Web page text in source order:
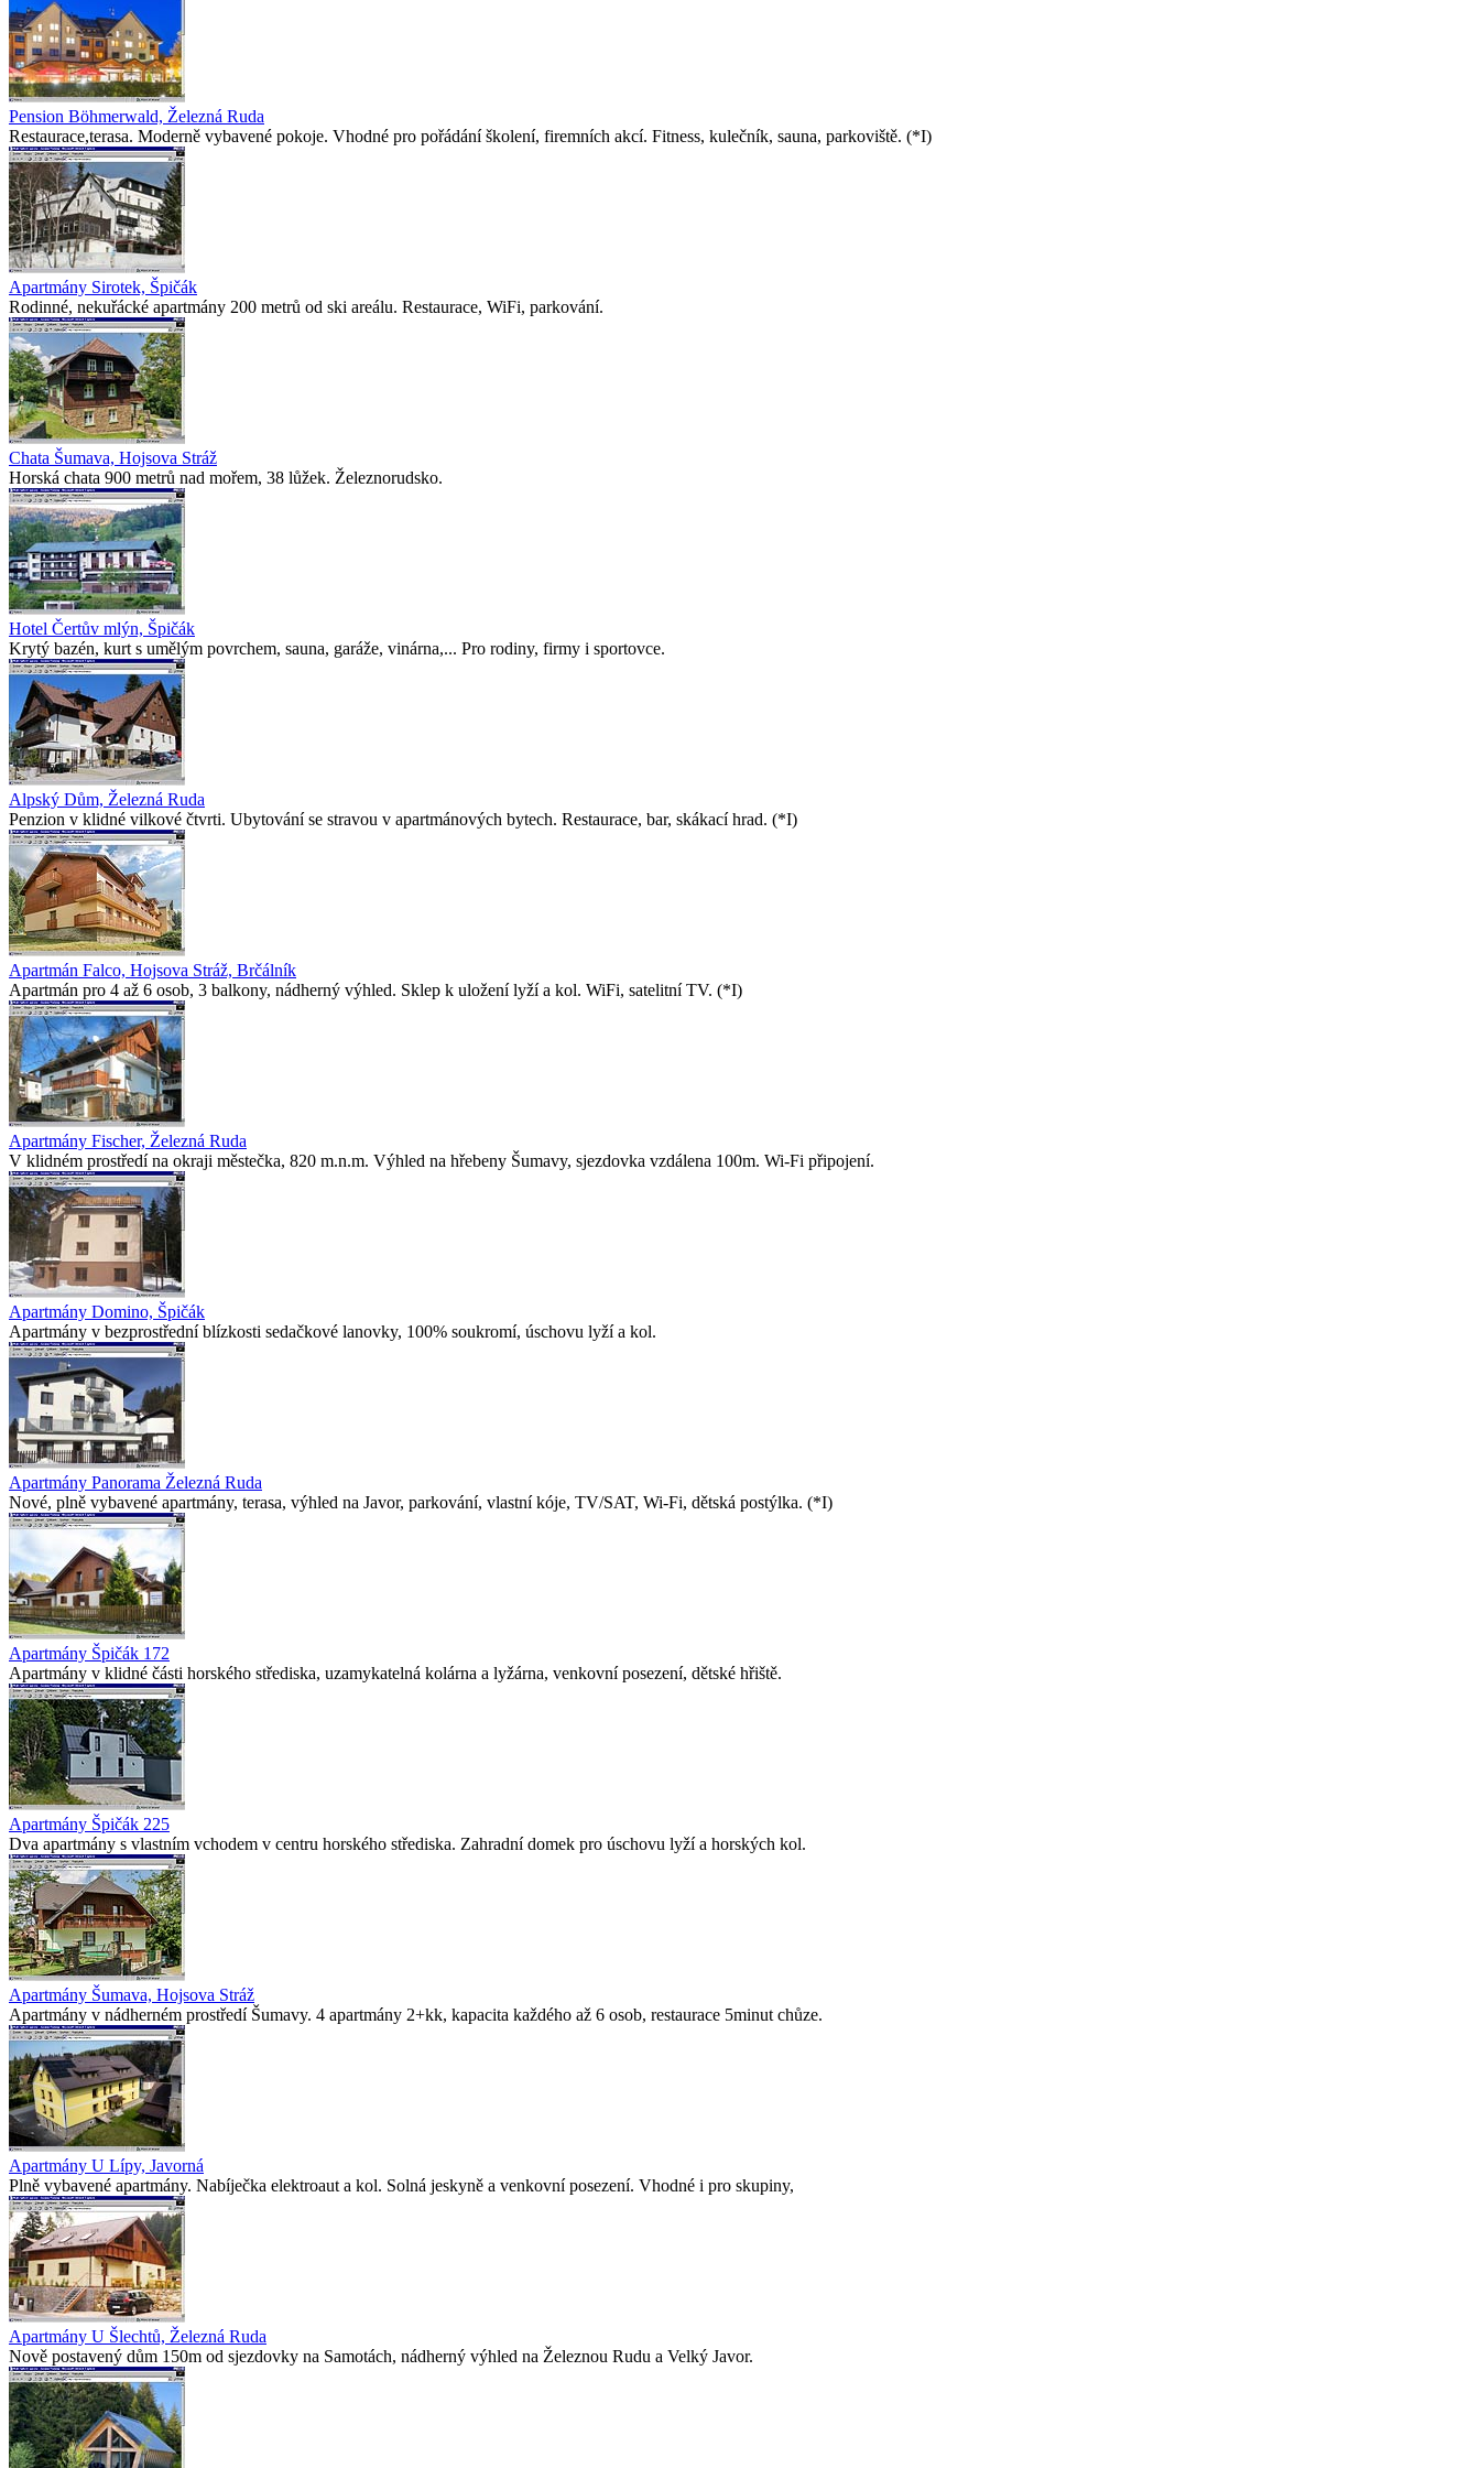
Pension Böhmerwald, Železná Ruda
Restaurace,terasa. Moderně vybavené pokoje. Vhodné pro pořádání školení, firemních akcí. Fitness, kulečník, sauna, parkoviště. (*I)
Apartmány Sirotek, Špičák
Rodinné, nekuřácké apartmány 200 metrů od ski areálu. Restaurace, WiFi, parkování.
Chata Šumava, Hojsova Stráž
Horská chata 900 metrů nad mořem, 38 lůžek. Železnorudsko.
Hotel Čertův mlýn, Špičák
Krytý bazén, kurt s umělým povrchem, sauna, garáže, vinárna,... Pro rodiny, firmy i sportovce.
Alpský Dům, Železná Ruda
Penzion v klidné vilkové čtvrti. Ubytování se stravou v apartmánových bytech. Restaurace, bar, skákací hrad. (*I)
Apartmán Falco, Hojsova Stráž, Brčálník
Apartmán pro 4 až 6 osob, 3 balkony, nádherný výhled. Sklep k uložení lyží a kol. WiFi, satelitní TV. (*I)
Apartmány Fischer, Železná Ruda
V klidném prostředí na okraji městečka, 820 m.n.m. Výhled na hřebeny Šumavy, sjezdovka vzdálena 100m. Wi-Fi připojení.
Apartmány Domino, Špičák
Apartmány v bezprostřední blízkosti sedačkové lanovky, 100% soukromí, úschovu lyží a kol.
Apartmány Panorama Železná Ruda
Nové, plně vybavené apartmány, terasa, výhled na Javor, parkování, vlastní kóje, TV/SAT, Wi-Fi, dětská postýlka. (*I)
Apartmány Špičák 172
Apartmány v klidné části horského střediska, uzamykatelná kolárna a lyžárna, venkovní posezení, dětské hřiště.
Apartmány Špičák 225
Dva apartmány s vlastním vchodem v centru horského střediska. Zahradní domek pro úschovu lyží a horských kol.
Apartmány Šumava, Hojsova Stráž
Apartmány v nádherném prostředí Šumavy. 4 apartmány 2+kk, kapacita každého až 6 osob, restaurace 5minut chůze.
Apartmány U Lípy, Javorná
Plně vybavené apartmány. Nabíječka elektroaut a kol. Solná jeskyně a venkovní posezení. Vhodné i pro skupiny,
Apartmány U Šlechtů, Železná Ruda
Nově postavený dům 150m od sjezdovky na Samotách, nádherný výhled na Železnou Rudu a Velký Javor.